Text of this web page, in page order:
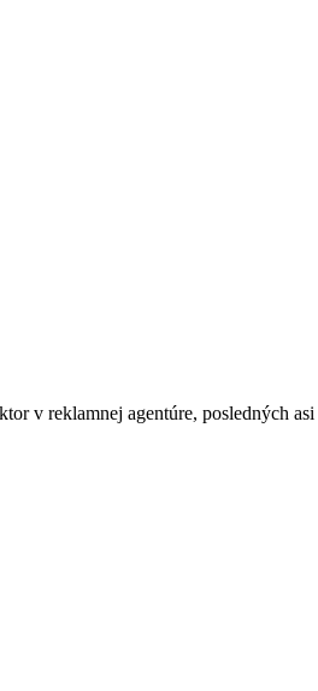
v reklamnej agentúre, posledných